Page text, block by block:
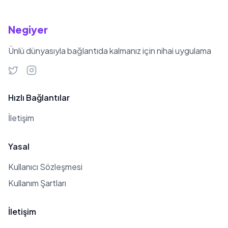
Negiyer
Ünlü dünyasıyla bağlantıda kalmanız için nihai uygulama
Hızlı Bağlantılar
İletişim
Yasal
Kullanıcı Sözleşmesi
Kullanım Şartları
İletişim